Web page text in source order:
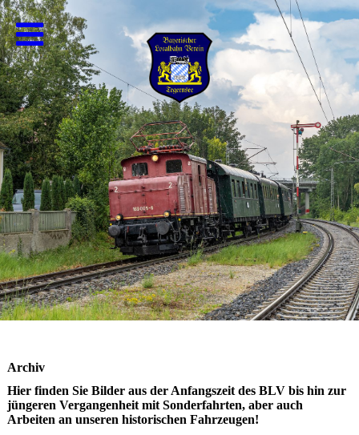
Archiv
Hier finden Sie Bilder aus der Anfangszeit des BLV bis hin zur
jüngeren Vergangenheit mit Sonderfahrten, aber auch
Arbeiten an unseren historischen Fahrzeugen!